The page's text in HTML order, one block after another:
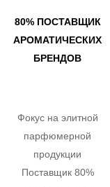
80% ПОСТАВЩИК
АРОМАТИЧЕСКИХ
БРЕНДОВ
Фокус на элитной
парфюмерной
продукции
Поставщик 80%